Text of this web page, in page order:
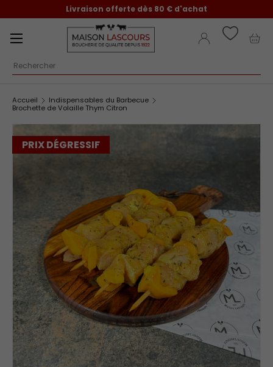
Aller au contenu
Livraison offerte dès 80 € d'achat
Recherche
Se connecter
Menu
Accueil Indispensables du Barbecue
Brochette de Volaille Thym Citron
PRIX DÉGRESSIF